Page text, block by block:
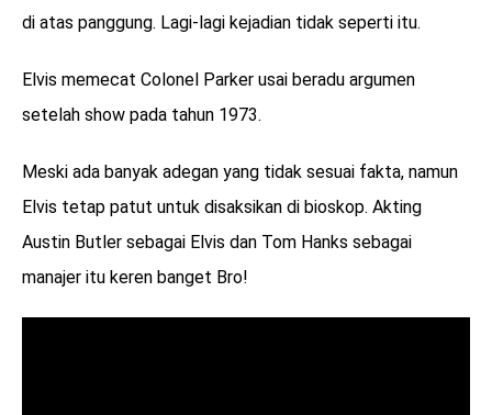
di atas panggung. Lagi-lagi kejadian tidak seperti itu.
Elvis memecat Colonel Parker usai beradu argumen
setelah show pada tahun 1973.
Meski ada banyak adegan yang tidak sesuai fakta, namun
Elvis tetap patut untuk disaksikan di bioskop. Akting
Austin Butler sebagai Elvis dan Tom Hanks sebagai
manajer itu keren banget Bro!